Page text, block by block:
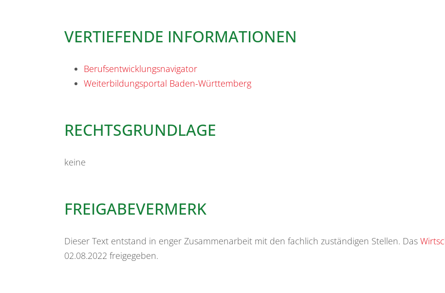
VERTIEFENDE INFORMATIONEN
Berufsentwicklungsnavigator
Weiterbildungsportal Baden-Württemberg
RECHTSGRUNDLAGE
keine
FREIGABEVERMERK
Dieser Text entstand in enger Zusammenarbeit mit den fachlich zuständigen Stellen. Das
02.08.2022 freigegeben.